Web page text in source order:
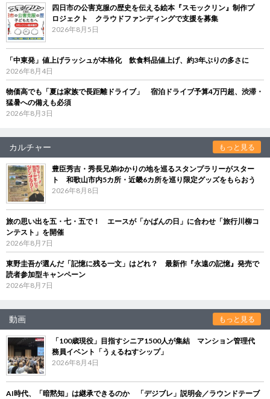
四日市の公害克服の歴史を伝える絵本『スモックリン』制作プ
ロジェクト クラウドファンディングで支援を募集
2026年8月5日
「中東発」値上げラッシュが本格化 飲食料品値上げ、約3年ぶりの多さに
2026年8月4日
物価高でも「夏は家族で長距離ドライブ」 宿泊ドライブ予算4万円超、渋滞・
猛暑への備えも必須
2026年8月3日
カルチャー もっと見る
豊臣秀吉・秀長兄弟ゆかりの地を巡るスタンプラリーがスター
ト 和歌山市内5カ所・近畿6カ所を巡り限定グッズをもらおう
2026年8月8日
旅の思い出を五・七・五で！ エースが「かばんの日」に合わせ「旅行川柳コ
ンテスト」を開催
2026年8月7日
東野圭吾が選んだ「記憶に残る一文」はどれ？ 最新作『永遠の記憶』発売で
読者参加型キャンペーン
2026年8月7日
動画 もっと見る
「100歳現役」目指すシニア1500人が集結 マンション管理代
務員イベント「うぇるねすシップ」
2026年8月4日
AI時代、「暗黙知」は継承できるのか 「デジブレ」説明会／ラウンドテーブ